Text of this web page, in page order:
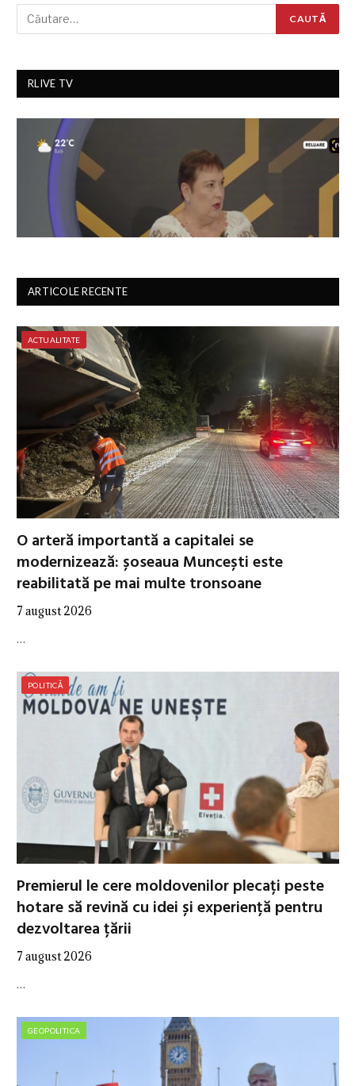
RLIVE TV
ARTICOLE RECENTE
ACTUALITATE
O arteră importantă a capitalei se
modernizează: șoseaua Muncești este
reabilitată pe mai multe tronsoane
7 august 2026
…
POLITICĂ
Premierul le cere moldovenilor plecați peste
hotare să revină cu idei și experiență pentru
dezvoltarea țării
7 august 2026
…
GEOPOLITICA